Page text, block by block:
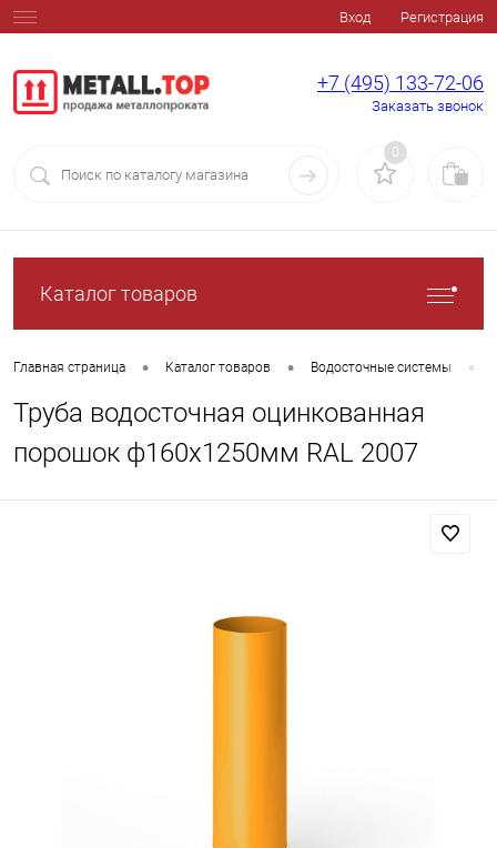
Вход Регистрация
+7 (495) 133-72-06
Заказать звонок
0
Каталог товаров
Главная страница • Каталог товаров • Водосточные системы •
Труба водосточная оцинкованная
порошок ф160х1250мм RAL 2007